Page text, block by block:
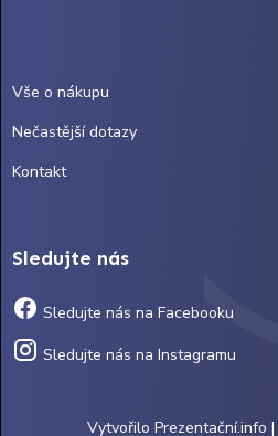
Vše o nákupu
Nečastější dotazy
Kontakt
Sledujte nás
Sledujte nás na Facebooku
Sledujte nás na Instagramu
Vytvořilo Prezentační.info |